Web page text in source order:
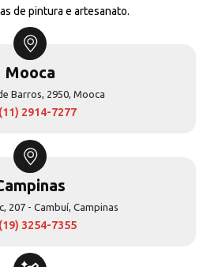
de pintura e artesanato.
Mooca
Barros, 2950, Mooca
2914-7277
207 - Cambuí, Campinas
3254-7355